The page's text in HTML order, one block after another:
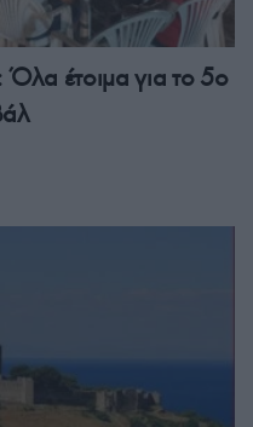
έτοιμα για το 5ο